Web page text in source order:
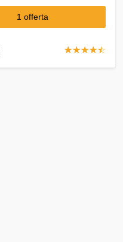
1 offerta
☆☆☆☆☆
★★★★★